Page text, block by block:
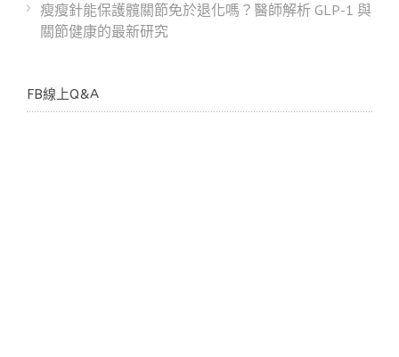
瘦瘦針能保護髖關節免於退化嗎？醫師解析 GLP-1 與
關節健康的最新研究
FB線上Q&A